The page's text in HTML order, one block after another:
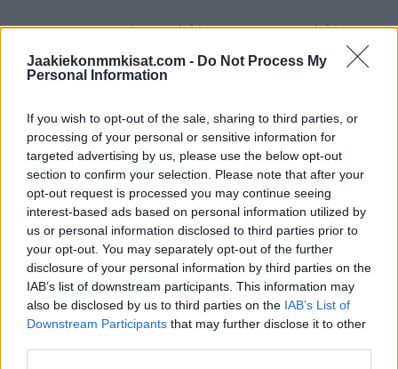
Jaakiekonmmkisat.com - Do Not Process My
Personal Information
If you wish to opt-out of the sale, sharing to third parties, or
processing of your personal or sensitive information for
targeted advertising by us, please use the below opt-out
section to confirm your selection. Please note that after your
opt-out request is processed you may continue seeing
interest-based ads based on personal information utilized by
us or personal information disclosed to third parties prior to
your opt-out. You may separately opt-out of the further
disclosure of your personal information by third parties on the
IAB’s list of downstream participants. This information may
also be disclosed by us to third parties on the IAB’s List of
Downstream Participants that may further disclose it to other
Voiton myötä Kanada voitti lohko A:n ja Suomi jäi lohkossa
toiseksi. Kanada kohtaa pudotuspeleissä Sveitsin, Suomen
vastustaja on Saksa.
Kanada Nuoria Leijonia vahvempi – Suomi
kohtaa puolivälierässä Saksan